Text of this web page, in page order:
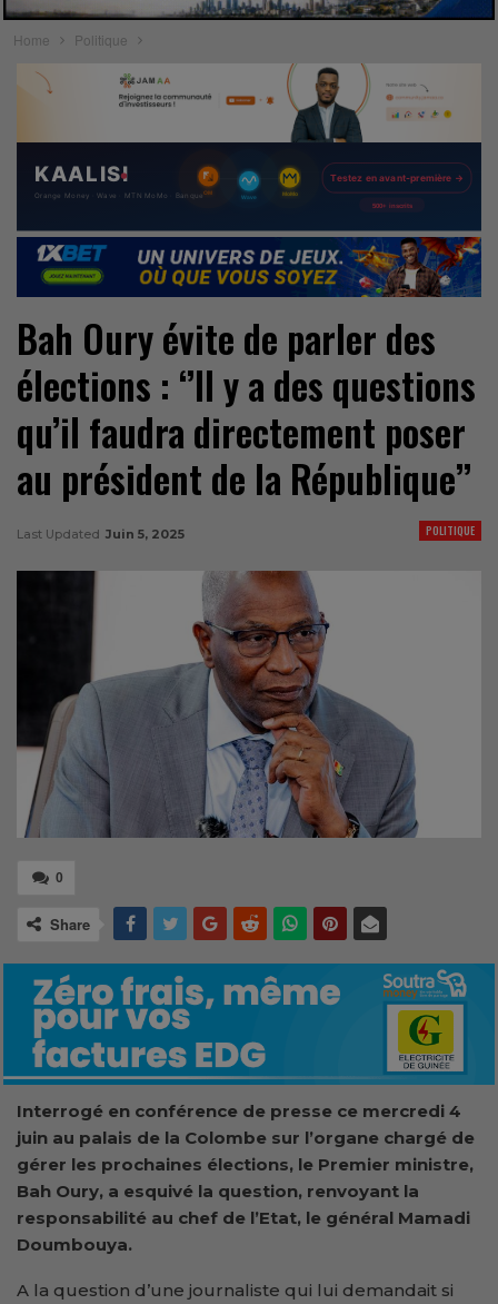
Home Politique
Bah Oury évite de parler des
élections : ‘’Il y a des questions
qu’il faudra directement poser
au président de la République’’
POLITIQUE
Last Updated Juin 5, 2025
0
Share
Interrogé en conférence de presse ce mercredi 4
juin au palais de la Colombe sur l’organe chargé de
gérer les prochaines élections, le Premier ministre,
Bah Oury, a esquivé la question, renvoyant la
responsabilité au chef de l’Etat, le général Mamadi
Doumbouya.
A la question d’une journaliste qui lui demandait si